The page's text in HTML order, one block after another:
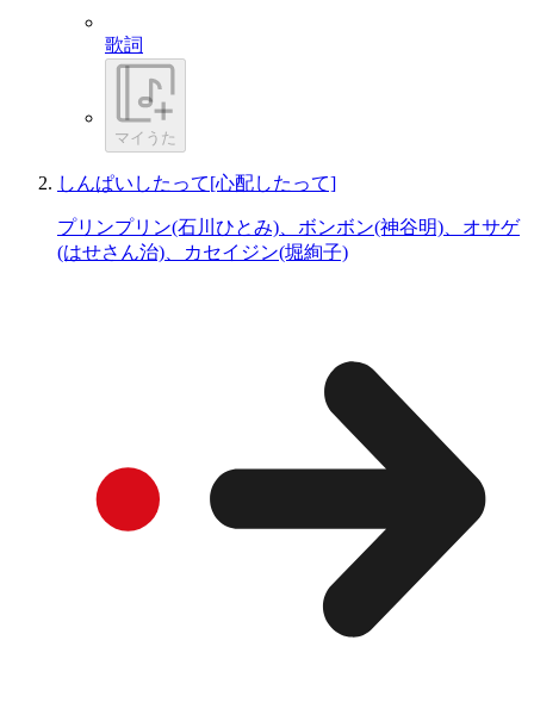
歌詞
マイうた
しんぱいしたって[心配したって]
プリンプリン(石川ひとみ)、ボンボン(神谷明)、オサゲ
(はせさん治)、カセイジン(堀絢子)